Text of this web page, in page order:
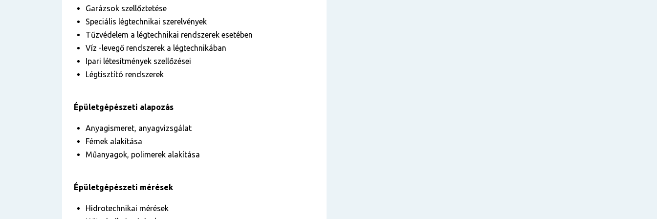
Garázsok szellőztetése
Speciális légtechnikai szerelvények
Tűzvédelem a légtechnikai rendszerek esetében
Víz -levegő rendszerek a légtechnikában
Ipari létesítmények szellőzései
Légtisztító rendszerek
Épületgépészeti alapozás
Anyagismeret, anyagvizsgálat
Fémek alakítása
Műanyagok, polimerek alakítása
Épületgépészeti mérések
Hidrotechnikai mérések